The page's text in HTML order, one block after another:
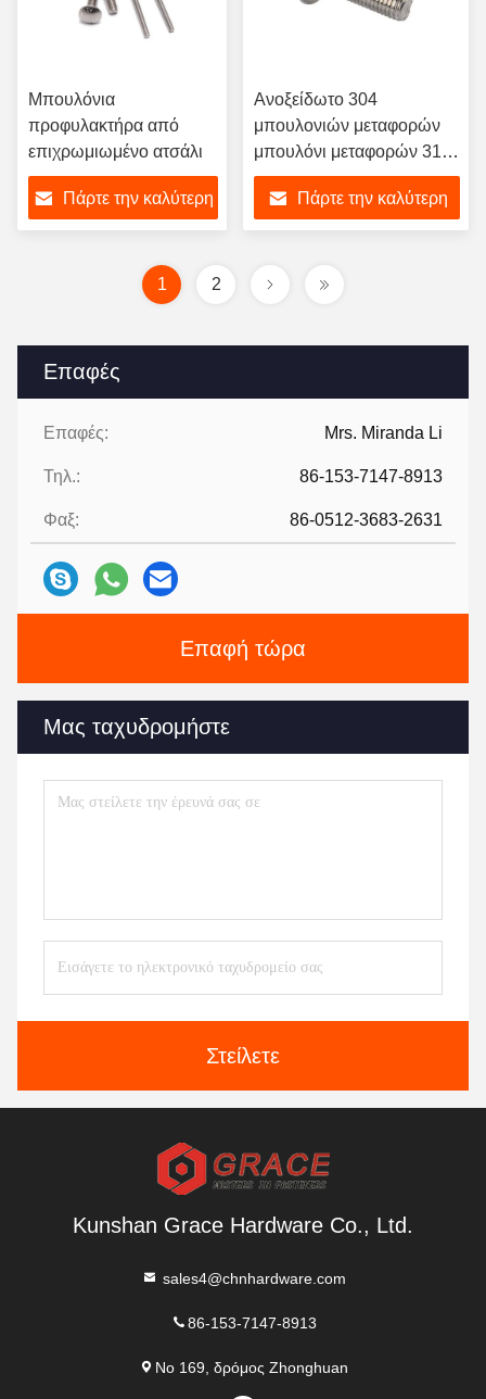
Επαφές
Επαφές: Mrs. Miranda Li
Τηλ.: 86-153-7147-8913
Φαξ: 86-0512-3683-2631
Επαφή τώρα
Μας ταχυδρομήστε
Στείλετε
Μπουλόνια
προφυλακτήρα από
επιχρωμιωμένο ατσάλι
Πάρτε την καλύτερη
Ανοξείδωτο 304
μπουλονιών μεταφορών
μπουλόνι μεταφορών 316
επικεφαλής τετραγωνικό
λαιμών μανιταριών
DIN603
Πάρτε την καλύτερη
1 2
Kunshan Grace Hardware Co., Ltd.
sales4@chnhardware.com
86-153-7147-8913
Νο 169, δρόμος Zhonghuan